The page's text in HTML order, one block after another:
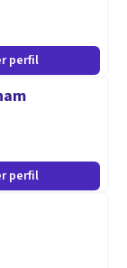
perfil
perfil